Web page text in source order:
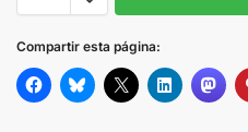
AZUL
Compartir esta página: